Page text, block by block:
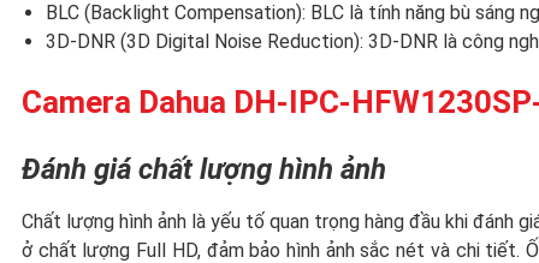
BLC (Backlight Compensation): BLC là tính năng bù
3D-DNR (3D Digital Noise Reduction): 3D-DNR là công
Camera Dahua DH-IPC-
Đánh giá chất lượng hình ảnh
Chất lượng hình ảnh là yếu tố quan trọng hàng đầu khi đánh
ở chất lượng Full HD, đảm bảo hình ảnh sắc nét và chi tiết.